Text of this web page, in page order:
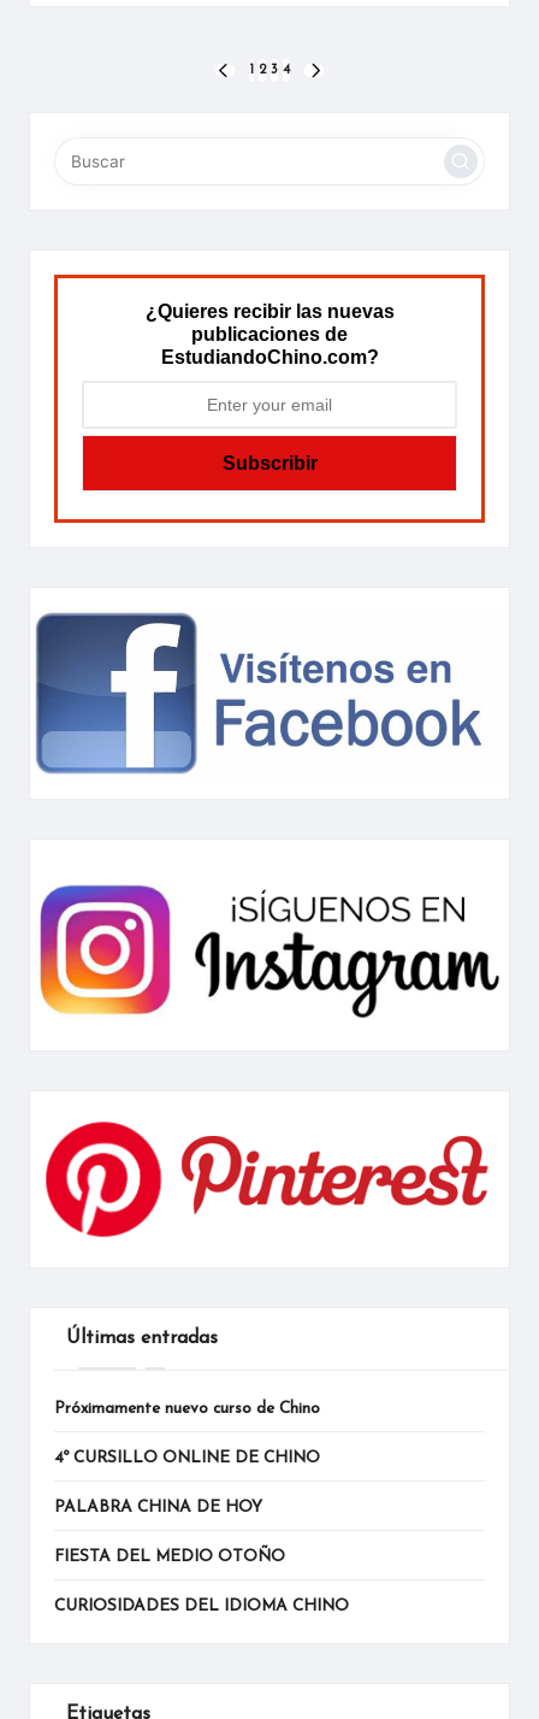
entradas
PÁGINA
2 3 4
¿Quieres recibir las nuevas
publicaciones de
EstudiandoChino.com?
Últimas entradas
Próximamente nuevo curso de Chino
4º CURSILLO ONLINE DE CHINO
PALABRA CHINA DE HOY
FIESTA DEL MEDIO OTOÑO
CURIOSIDADES DEL IDIOMA CHINO
Etiquetas